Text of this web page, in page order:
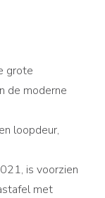
grote
de moderne
loopdeur,
is voorzien
met